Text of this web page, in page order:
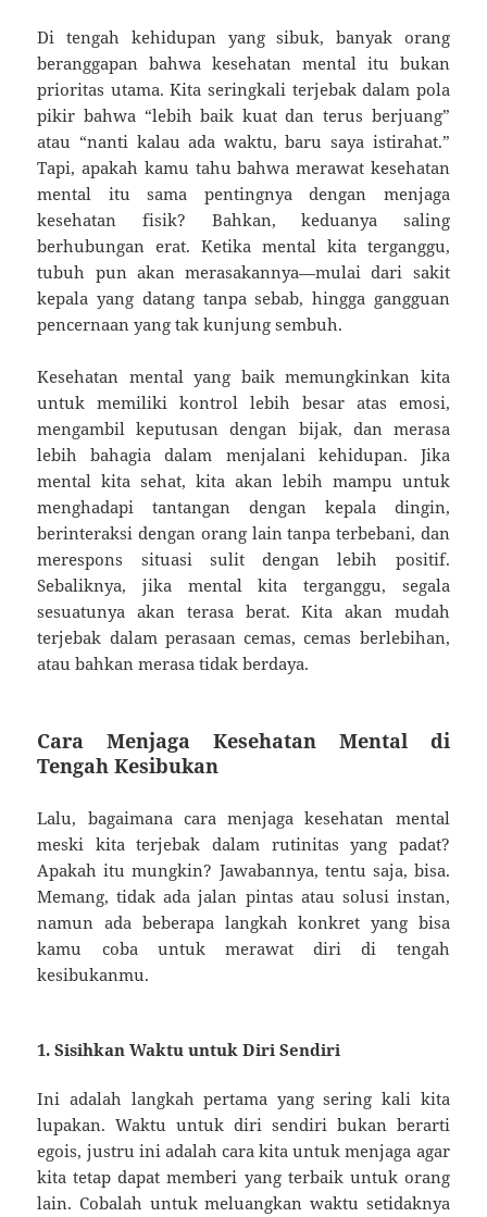
Di tengah kehidupan yang sibuk, banyak orang
beranggapan bahwa kesehatan mental itu bukan
prioritas utama. Kita seringkali terjebak dalam pola
pikir bahwa “lebih baik kuat dan terus berjuang”
atau “nanti kalau ada waktu, baru saya istirahat.”
Tapi, apakah kamu tahu bahwa merawat kesehatan
mental itu sama pentingnya dengan menjaga
kesehatan fisik? Bahkan, keduanya saling
berhubungan erat. Ketika mental kita terganggu,
tubuh pun akan merasakannya—mulai dari sakit
kepala yang datang tanpa sebab, hingga gangguan
pencernaan yang tak kunjung sembuh.
Kesehatan mental yang baik memungkinkan kita
untuk memiliki kontrol lebih besar atas emosi,
mengambil keputusan dengan bijak, dan merasa
lebih bahagia dalam menjalani kehidupan. Jika
mental kita sehat, kita akan lebih mampu untuk
menghadapi tantangan dengan kepala dingin,
berinteraksi dengan orang lain tanpa terbebani, dan
merespons situasi sulit dengan lebih positif.
Sebaliknya, jika mental kita terganggu, segala
sesuatunya akan terasa berat. Kita akan mudah
terjebak dalam perasaan cemas, cemas berlebihan,
atau bahkan merasa tidak berdaya.
Cara Menjaga Kesehatan Mental di
Tengah Kesibukan
Lalu, bagaimana cara menjaga kesehatan mental
meski kita terjebak dalam rutinitas yang padat?
Apakah itu mungkin? Jawabannya, tentu saja, bisa.
Memang, tidak ada jalan pintas atau solusi instan,
namun ada beberapa langkah konkret yang bisa
kamu coba untuk merawat diri di tengah
kesibukanmu.
1. Sisihkan Waktu untuk Diri Sendiri
Ini adalah langkah pertama yang sering kali kita
lupakan. Waktu untuk diri sendiri bukan berarti
egois, justru ini adalah cara kita untuk menjaga agar
kita tetap dapat memberi yang terbaik untuk orang
lain. Cobalah untuk meluangkan waktu setidaknya